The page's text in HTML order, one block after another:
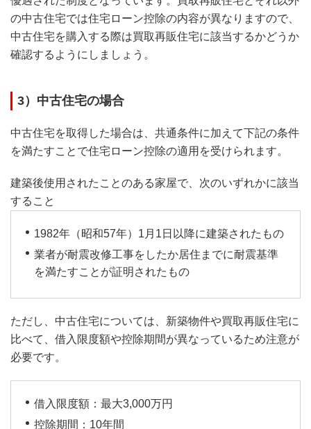
の中古住宅では住宅ローン控除の内容が異なりますので、
中古住宅を購入する際は買取再販住宅に該当するかどうか
確認するようにしましょう。
3）中古住宅の場合
中古住宅を取得した場合は、共通条件に加えて下記の条件
を満たすことで住宅ローン控除の適用を受けられます。
建築後使用されたことのある家屋で、次のいずれかに該当
すること
1982年（昭和57年）1月1日以降に建築されたもの
業者が耐震改修工事をしたか居住までに耐震基準
を満たすことが証明されたもの
ただし、中古住宅については、新築物件や買取再販住宅に
比べて、借入限度額や控除期間が異なっているため注意が
必要です。
借入限度額：最大3,000万円
控除期間：10年間